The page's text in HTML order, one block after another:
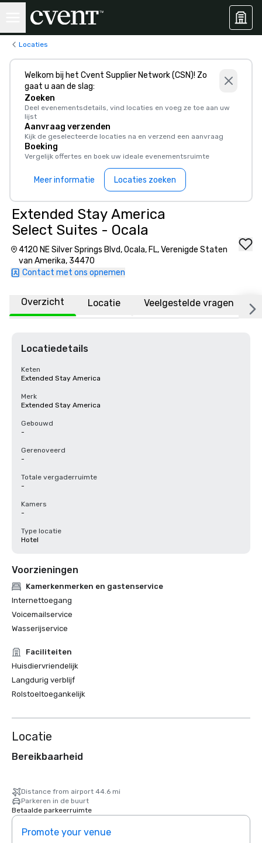
Locaties
Welkom bij het Cvent Supplier Network (CSN)! Zo
gaat u aan de slag:
Zoeken
Deel evenementsdetails, vind locaties en voeg ze toe aan uw
lijst
Aanvraag verzenden
Kijk de geselecteerde locaties na en verzend een aanvraag
Boeking
Vergelijk offertes en boek uw ideale evenementsruimte
Meer informatie Locaties zoeken
Extended Stay America
Select Suites - Ocala
4120 NE Silver Springs Blvd, Ocala, FL, Verenigde Staten
van Amerika, 34470
Contact met ons opnemen
Overzicht Locatie Veelgestelde vragen
Locatiedetails
Keten
Extended Stay America
Merk
Extended Stay America
Gebouwd
-
Gerenoveerd
-
Totale vergaderruimte
-
Kamers
-
Type locatie
Hotel
Voorzieningen
Kamerkenmerken en gastenservice
Internettoegang
Voicemailservice
Wasserijservice
Faciliteiten
Huisdiervriendelijk
Langdurig verblijf
Rolstoeltoegankelijk
Locatie
Bereikbaarheid
Distance from airport 44.6 mi
Parkeren in de buurt
Betaalde parkeerruimte
Promote your venue